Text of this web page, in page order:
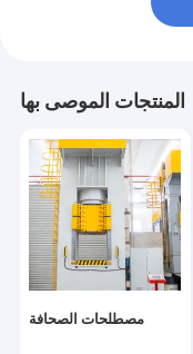
المنتجات الموصى بها
مصطلحات الصحافة